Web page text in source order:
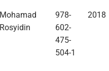
Mohamad
Rosyidin
978-
602-
475-
504-1
2018